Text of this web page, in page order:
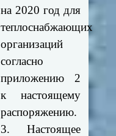
на 2020 год для
теплоснабжающих
организаций
согласно
приложению 2
к настоящему
распоряжению.
3. Настоящее